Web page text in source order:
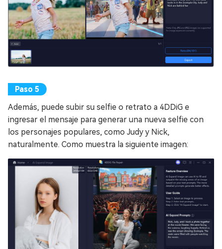
Además, puede subir su selfie o retrato a 4DDiG e
ingresar el mensaje para generar una nueva selfie con
los personajes populares, como Judy y Nick,
naturalmente. Como muestra la siguiente imagen: